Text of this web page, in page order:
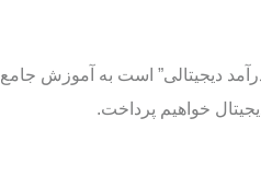
دیجیتالی” است به آموزش جامع
خواهیم پرداخت.